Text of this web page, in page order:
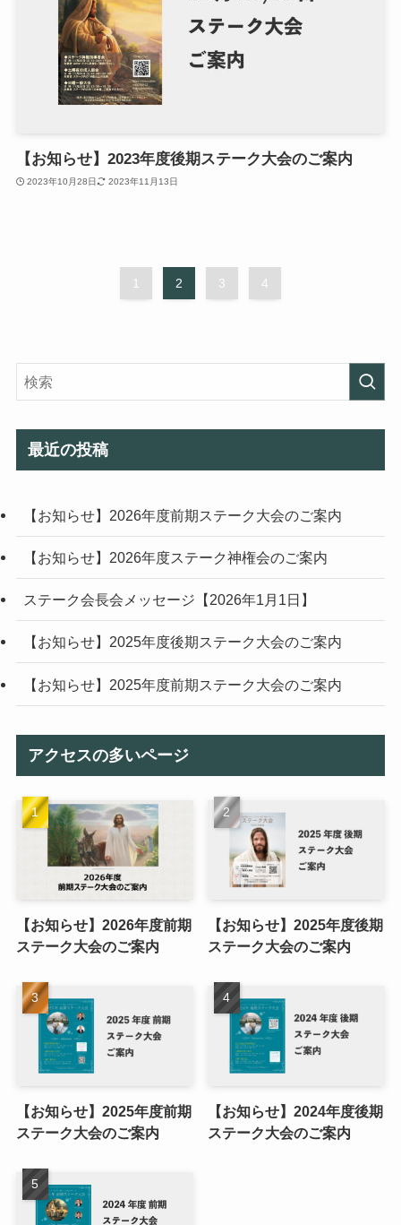
【お知らせ】2023年度後期ステーク大会のご案内
2023年10月28日 2023年11月13日
1 2 3 4
最近の投稿
【お知らせ】2026年度前期ステーク大会のご案内
【お知らせ】2026年度ステーク神権会のご案内
ステーク会長会メッセージ【2026年1月1日】
【お知らせ】2025年度後期ステーク大会のご案内
【お知らせ】2025年度前期ステーク大会のご案内
アクセスの多いページ
【お知らせ】2026年度前期
ステーク大会のご案内
【お知らせ】2025年度後期
ステーク大会のご案内
【お知らせ】2025年度前期
ステーク大会のご案内
【お知らせ】2024年度後期
ステーク大会のご案内